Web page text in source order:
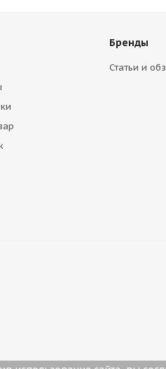
Бренды
Статьи и